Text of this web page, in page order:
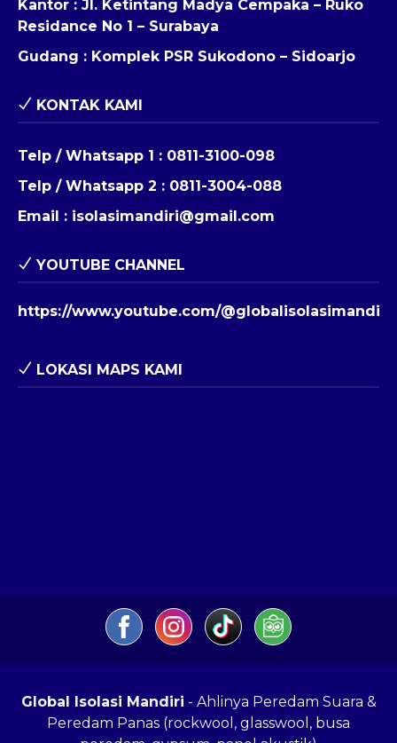
Kantor : Jl. Ketintang Madya Cempaka – Ruko
Residance No 1 – Surabaya
Gudang : Komplek PSR Sukodono – Sidoarjo
KONTAK KAMI
Telp / Whatsapp 1 : 0811-3100-098
Telp / Whatsapp 2 : 0811-3004-088
Email : isolasimandiri@gmail.com
YOUTUBE CHANNEL
https://www.youtube.com/@globalisolasimandiri
LOKASI MAPS KAMI
Global Isolasi Mandiri - Ahlinya Peredam Suara &
Peredam Panas (rockwool, glasswool, busa